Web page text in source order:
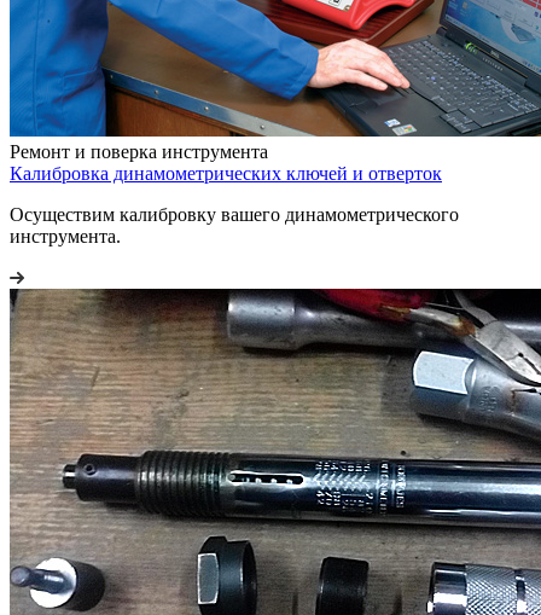
Ремонт и поверка инструмента
Калибровка динамометрических ключей и отверток
Осуществим калибровку вашего динамометрического
инструмента.